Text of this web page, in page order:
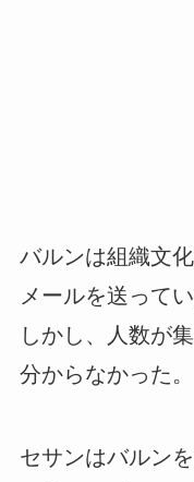
バルンは組織文
メールを送ってい
しかし、人数が
分からなかった。
セサンはバルンを